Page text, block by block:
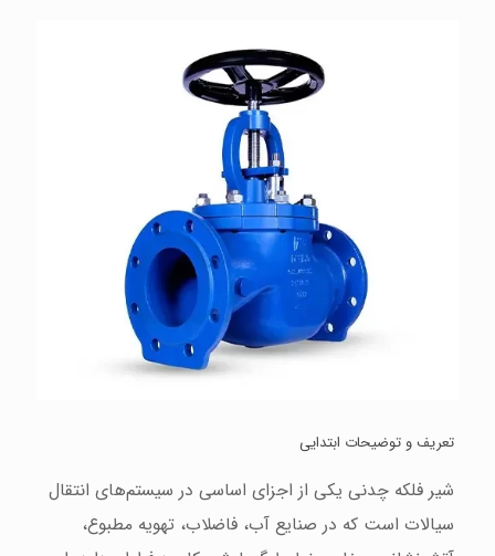
تعریف و توضیحات ابتدایی
شیر فلکه چدنی یکی از اجزای اساسی در سیستم‌های انتقال
سیالات است که در صنایع آب، فاضلاب، تهویه مطبوع،